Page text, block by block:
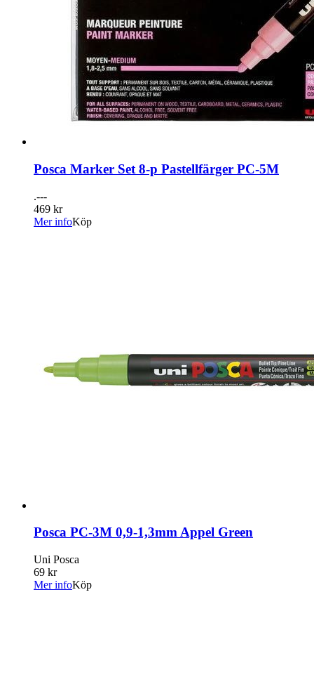
Posca Marker Set 8-p Pastellfärger PC-5M
.---
469 kr
Mer infoKöp
Posca PC-3M 0,9-1,3mm Appel Green
Uni Posca
69 kr
Mer infoKöp